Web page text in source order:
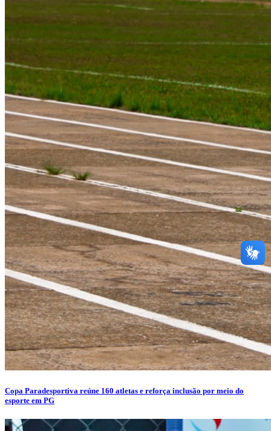
Copa Paradesportiva reúne 160 atletas e reforça inclusão por meio do
esporte em PG